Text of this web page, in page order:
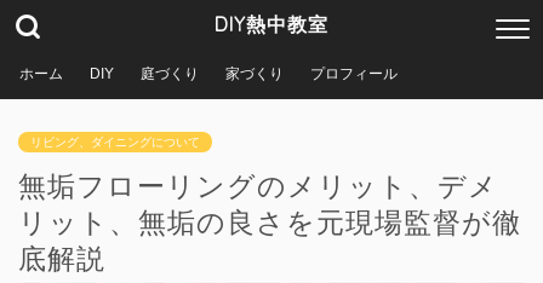
DIY熱中教室
ホーム DIY 庭づくり 家づくり プロフィール
リビング、ダイニングについて
無垢フローリングのメリット、デメ
リット、無垢の良さを元現場監督が徹
底解説